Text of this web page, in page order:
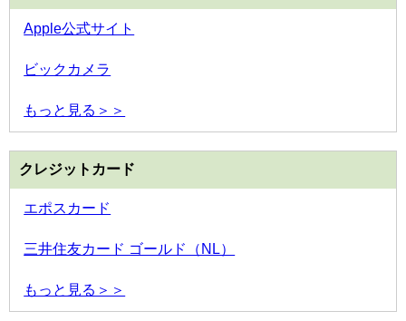
Apple公式サイト
ビックカメラ
もっと見る＞＞
クレジットカード
エポスカード
三井住友カード ゴールド（NL）
もっと見る＞＞